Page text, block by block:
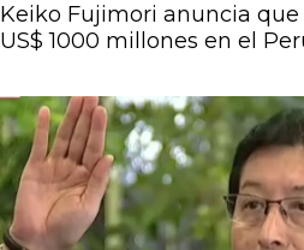
Keiko Fujimori anuncia que
US$ 1000 millones en el